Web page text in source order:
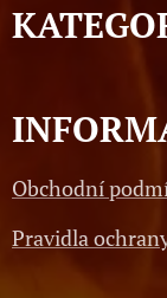
Obchodní
Pravidla